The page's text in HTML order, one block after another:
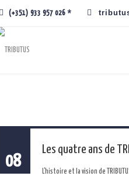
(+351) 933 957 026 *
08
Les quatre ans de
L'histoire et la vision de